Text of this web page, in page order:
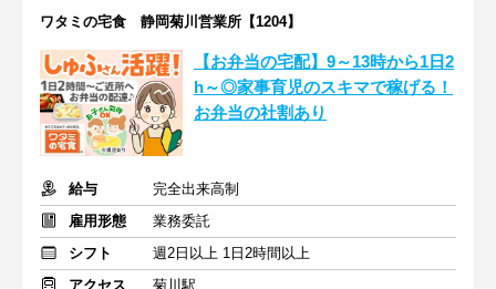
ワタミの宅食 静岡菊川営業所【1204】
【お弁当の宅配】9～13時から1日2
h～◎家事育児のスキマで稼げる！
お弁当の社割あり
給与
完全出来高制
雇用形態
業務委託
シフト
週2日以上 1日2時間以上
アクセス
菊川駅